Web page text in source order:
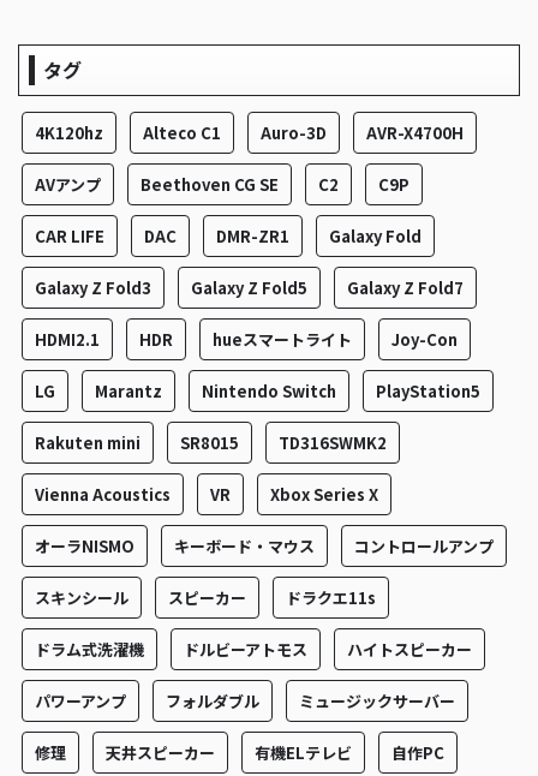
タグ
4K120hz Alteco C1 Auro-3D AVR-X4700H
AVアンプ Beethoven CG SE C2 C9P
CAR LIFE DAC DMR-ZR1 Galaxy Fold
Galaxy Z Fold3 Galaxy Z Fold5 Galaxy Z Fold7
HDMI2.1 HDR hueスマートライト Joy-Con
LG Marantz Nintendo Switch PlayStation5
Rakuten mini SR8015 TD316SWMK2
Vienna Acoustics VR Xbox Series X
オーラNISMO キーボード・マウス コントロールアンプ
スキンシール スピーカー ドラクエ11s
ドラム式洗濯機 ドルビーアトモス ハイトスピーカー
パワーアンプ フォルダブル ミュージックサーバー
修理 天井スピーカー 有機ELテレビ 自作PC